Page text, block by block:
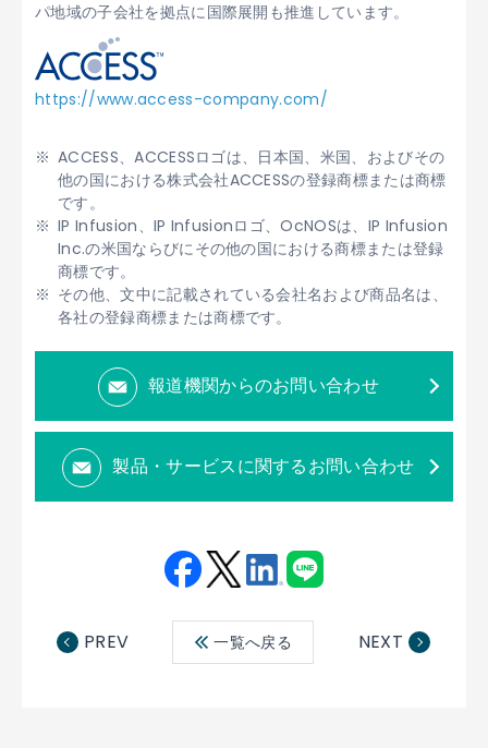
パ地域の子会社を拠点に国際展開も推進しています。
https://www.access-company.com/
ACCESS、ACCESSロゴは、日本国、米国、およびその
他の国における株式会社ACCESSの登録商標または商標
です。
IP Infusion、IP Infusionロゴ、OcNOSは、IP Infusion
Inc.の米国ならびにその他の国における商標または登録
商標です。
その他、文中に記載されている会社名および商品名は、
各社の登録商標または商標です。
報道機関からのお問い合わせ
製品・サービスに関するお問い合わせ
ebo ter
edin
PREV 一覧へ戻る NEXT